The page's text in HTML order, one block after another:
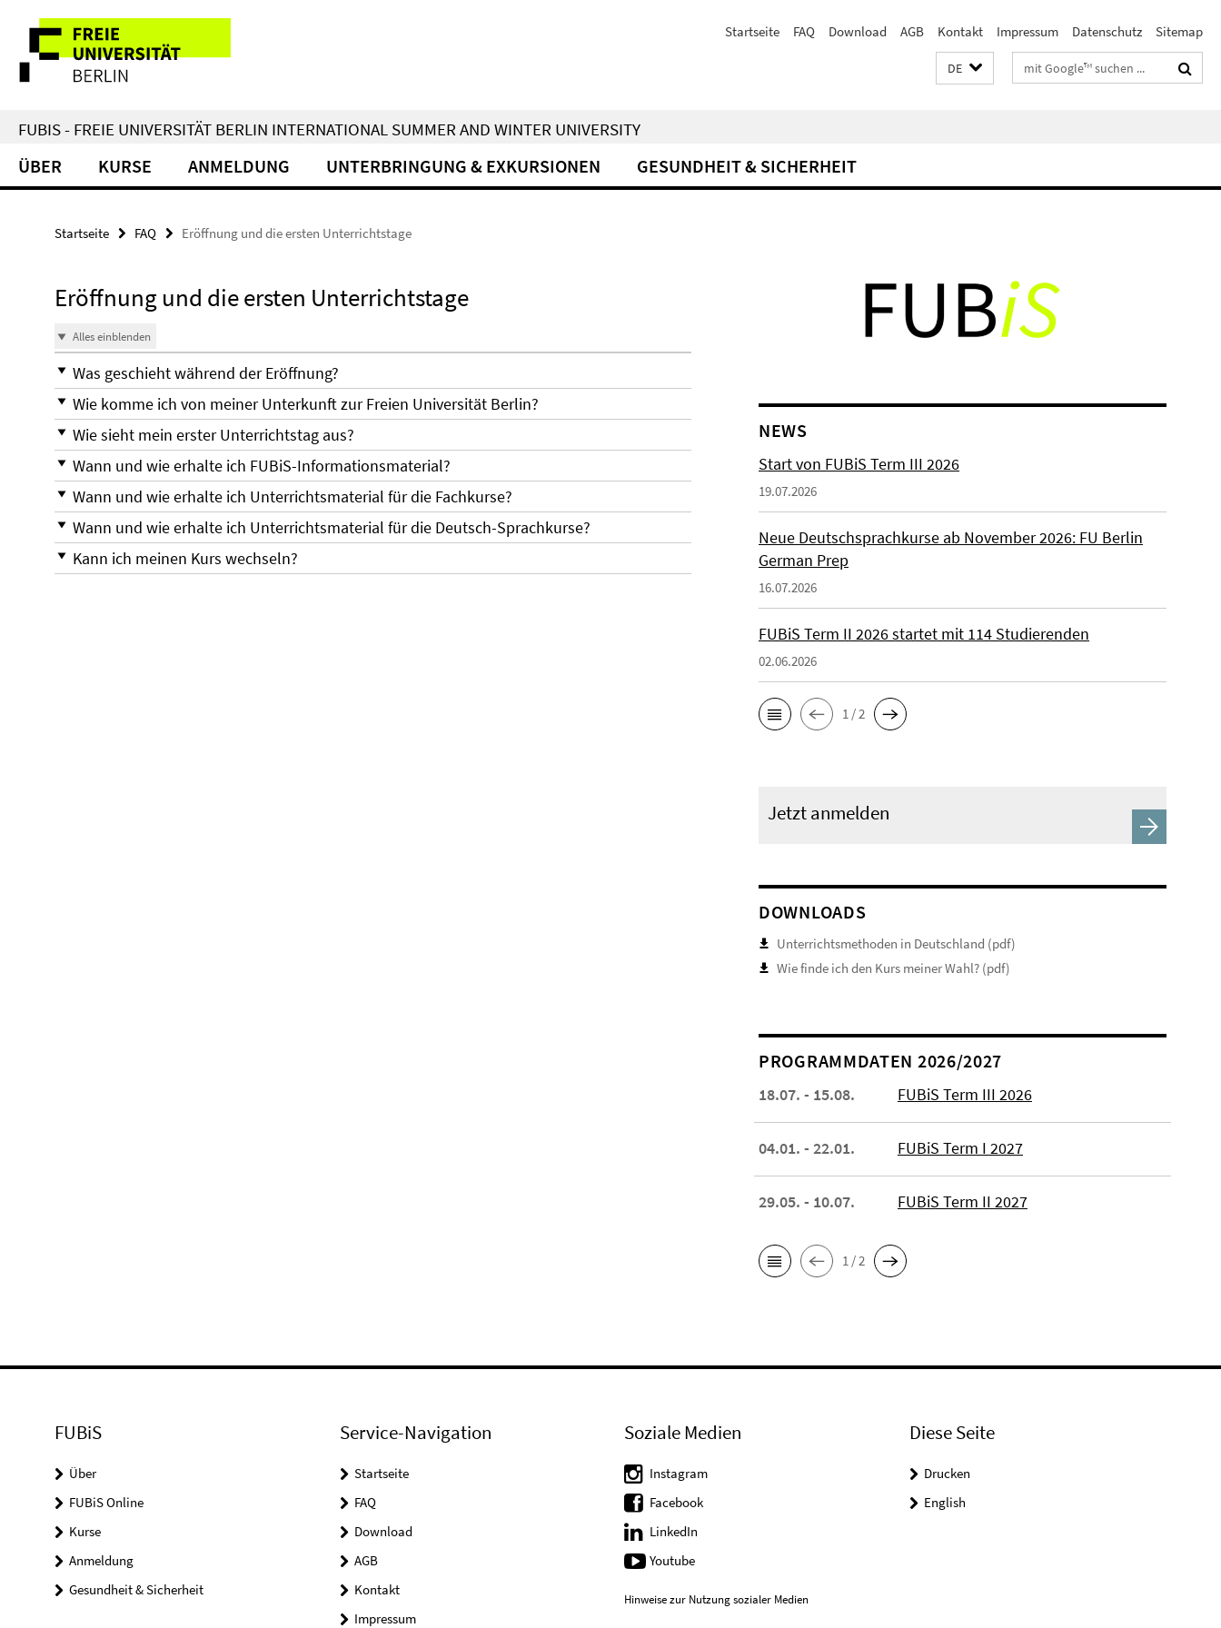
direkt
Inhalt
Service-
Navigation
Startseite FAQ Download AGB Kontakt Impressum Datenschutz Sitemap
DE Suchbegriffe
FUBIS - FREIE UNIVERSITÄT BERLIN INTERNATIONAL SUMMER AND WINTER UNIVERSITY
ÜBER KURSE ANMELDUNG UNTERBRINGUNG & EXKURSIONEN GESUNDHEIT & SICHERHEIT
Startseite FAQ Eröffnung und die ersten Unterrichtstage
Eröffnung und die ersten Unterrichtstage
Alles einblenden
Was geschieht während der Eröffnung?
Wie komme ich von meiner Unterkunft zur Freien Universität Berlin?
Wie sieht mein erster Unterrichtstag aus?
Wann und wie erhalte ich FUBiS-Informationsmaterial?
Wann und wie erhalte ich Unterrichtsmaterial für die Fachkurse?
Wann und wie erhalte ich Unterrichtsmaterial für die Deutsch-Sprachkurse?
Kann ich meinen Kurs wechseln?
NEWS
Start von FUBiS Term III 2026
19.07.2026
Neue Deutschsprachkurse ab November 2026: FU Berlin
German Prep
16.07.2026
FUBiS Term II 2026 startet mit 114 Studierenden
02.06.2026
1 / 2
Jetzt anmelden
DOWNLOADS
Unterrichtsmethoden in Deutschland (pdf)
Wie finde ich den Kurs meiner Wahl? (pdf)
PROGRAMMDATEN 2026/2027
18.07. - 15.08. FUBiS Term III 2026
04.01. - 22.01. FUBiS Term I 2027
29.05. - 10.07. FUBiS Term II 2027
1 / 2
FUBiS
Über
FUBiS Online
Kurse
Anmeldung
Gesundheit & Sicherheit
Service-Navigation
Startseite
FAQ
Download
AGB
Kontakt
Impressum
Soziale Medien
Instagram
Facebook
LinkedIn
Youtube
Hinweise zur Nutzung sozialer Medien
Diese Seite
Drucken
English